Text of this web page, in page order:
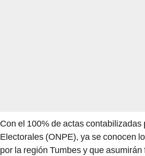
Con el 100% de actas
Electorales (ONPE), ya se conocen
por la región Tumbes y que